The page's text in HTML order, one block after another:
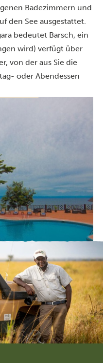
Badezimmern und
den See ausgestattet.
bedeutet Barsch, ein
wird) verfügt über
von der aus Sie die
oder Abendessen